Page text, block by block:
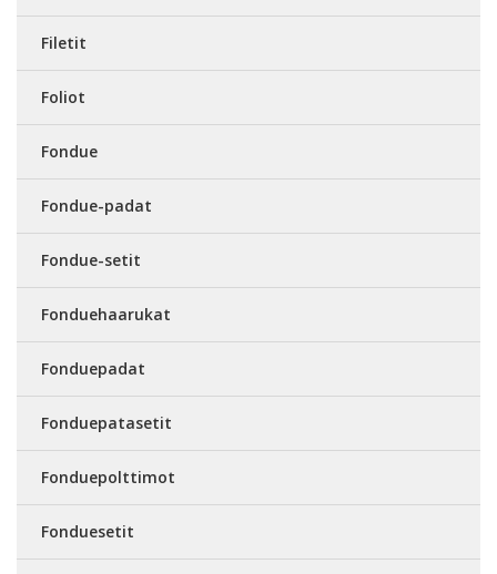
Filetit
Foliot
Fondue
Fondue-padat
Fondue-setit
Fonduehaarukat
Fonduepadat
Fonduepatasetit
Fonduepolttimot
Fonduesetit